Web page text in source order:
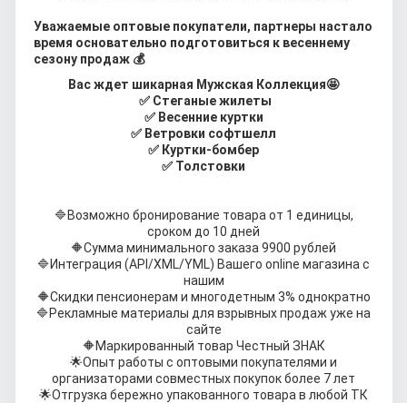
Уважаемые оптовые покупатели, партнеры настало
время основательно подготовиться к весеннему
сезону продаж 💰
Вас ждет шикарная Мужская Коллекция🤩
✅ Стеганые жилеты
✅ Весенние куртки
✅ Ветровки софтшелл
✅ Куртки-бомбер
✅ Толстовки
🔷Возможно бронирование товара от 1 единицы,
сроком до 10 дней
🔶Сумма минимального заказа 9900 рублей
🔷Интеграция (API/XML/YML) Вашего online магазина с
нашим
🔶Скидки пенсионерам и многодетным 3% однократно
🔷Рекламные материалы для взрывных продаж уже на
сайте
🔶Маркированный товар Честный ЗНАК
🌟Опыт работы с оптовыми покупателями и
организаторами совместных покупок более 7 лет
🌟Отгрузка бережно упакованного товара в любой ТК